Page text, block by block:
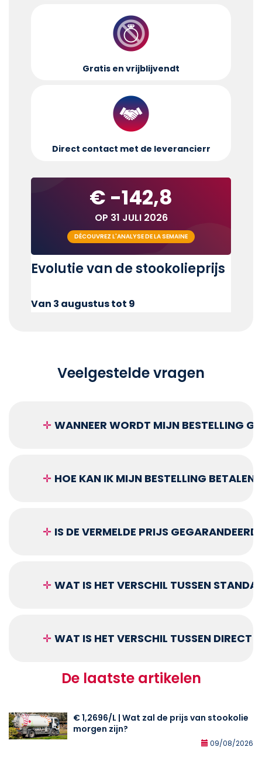
Gratis en vrijblijvendt
Direct contact met de leverancierr
€ -142,8
OP 31 JULI 2026
DÉCOUVREZ L'ANALYSE DE LA SEMAINE
Evolutie van de stookolieprijs
Van 3 augustus tot 9
Veelgestelde vragen
✛ WANNEER WORDT MIJN BESTELLING
✛ HOE KAN IK MIJN BESTELLING BETALEN?
✛ IS DE VERMELDE PRIJS
✛ WAT IS HET VERSCHIL TUSSEN
✛ WAT IS HET VERSCHIL TUSSEN DIRECT
De laatste artikelen
€ 1,2696/L | Wat zal de prijs van stookolie
morgen zijn?
09/08/2026